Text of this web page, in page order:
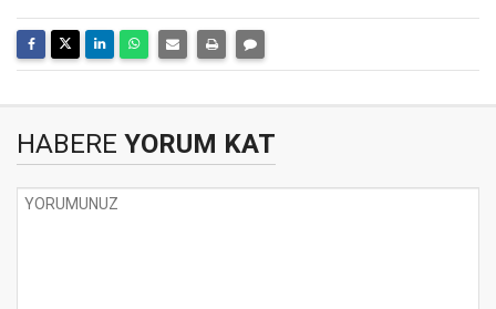
HABERE YORUM KAT